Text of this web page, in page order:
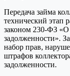
Передача займа
технический этап
законом 230-ФЗ «О
задолженности».
набор прав,
штрафов
задолженности.